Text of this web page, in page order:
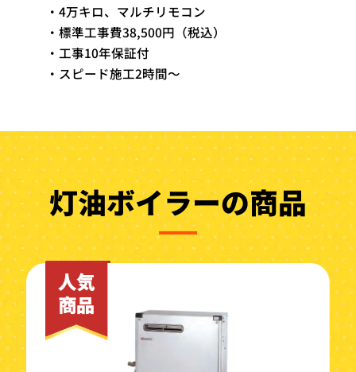
・4万キロ、マルチリモコン
・標準工事費38,500円（税込）
・工事10年保証付
・スピード施工2時間～
灯油ボイラーの商品